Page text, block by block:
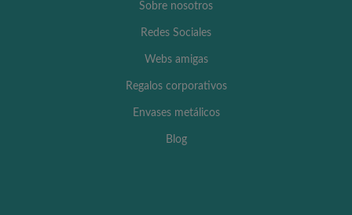
Sobre nosotros
Redes Sociales
Webs amigas
Regalos corporativos
Envases metálicos
Blog